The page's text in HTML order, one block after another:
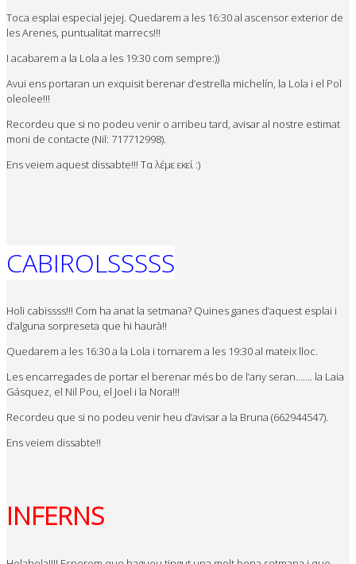
Toca esplai especial jejej. Quedarem a les 16:30 al ascensor exterior de
les Arenes, puntualitat marrecs!!!
I acabarem a la Lola a les 19:30 com sempre:))
Avui ens portaran un exquisit berenar d’estrella michelín, la Lola i el Pol
oleolee!!!
Recordeu que si no podeu venir o arribeu tard, avisar al nostre estimat
moni de contacte (Nil: 717712998).
Ens veiem aquest dissabte!!! Τα λέμε εκεί :)
CABIROLSSSSS
Holi cabissss!!! Com ha anat la setmana? Quines ganes d’aquest esplai i
d’alguna sorpreseta que hi haurà!!
Quedarem a les 16:30 a la Lola i tornarem a les 19:30 al mateix lloc.
Les encarregades de portar el berenar més bo de l’any seran……. la Laia
Gásquez, el Nil Pou, el Joel i la Nora!!!
Recordeu que si no podeu venir heu d’avisar a la Bruna (662944547).
Ens veiem dissabte!!
INFERNS